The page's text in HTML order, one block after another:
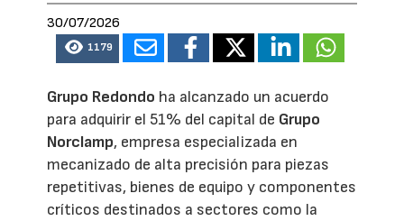
30/07/2026
1179
Grupo Redondo ha alcanzado un acuerdo
para adquirir el 51% del capital de Grupo
Norclamp, empresa especializada en
mecanizado de alta precisión para piezas
repetitivas, bienes de equipo y componentes
críticos destinados a sectores como la